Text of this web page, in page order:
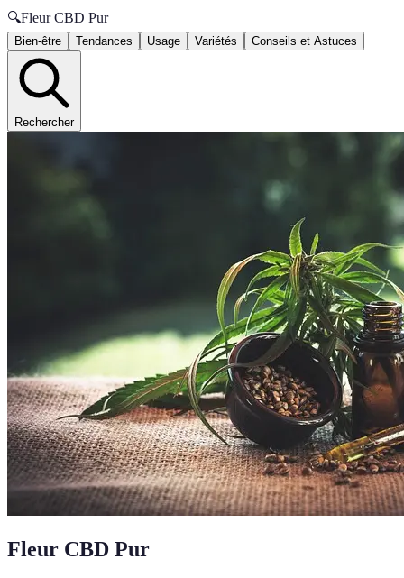
🔍Fleur CBD Pur
Bien-être Tendances Usage Variétés Conseils et Astuces
Rechercher
Fleur CBD Pur